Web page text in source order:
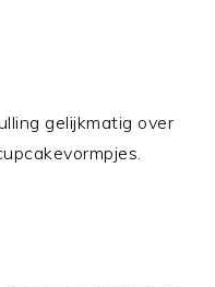
gelijkmatig over